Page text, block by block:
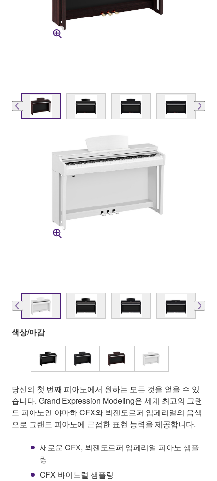
색상/마감
당신의 첫 번째 피아노에서 원하는 모든 것을 얻을 수 있
습니다. Grand Expression Modeling은 세계 최고의 그랜
드 피아노인 야마하 CFX와 뵈젠도르퍼 임페리얼의 음색
으로 그랜드 피아노에 근접한 표현 능력을 제공합니다.
새로운 CFX, 뵈젠도르퍼 임페리얼 피아노 샘플
링
CFX 바이노럴 샘플링